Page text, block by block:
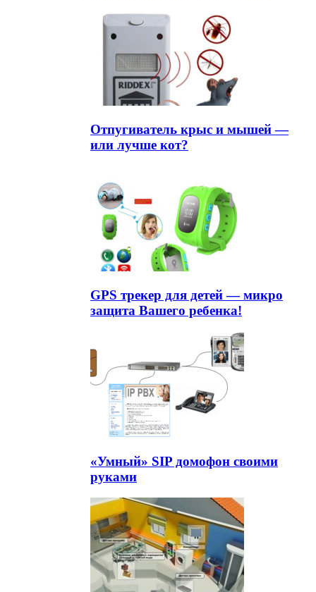
Отпугиватель крыс и мышей —
или лучше кот?
GPS трекер для детей — микро
защита Вашего ребенка!
«Умный» SIP домофон своими
руками